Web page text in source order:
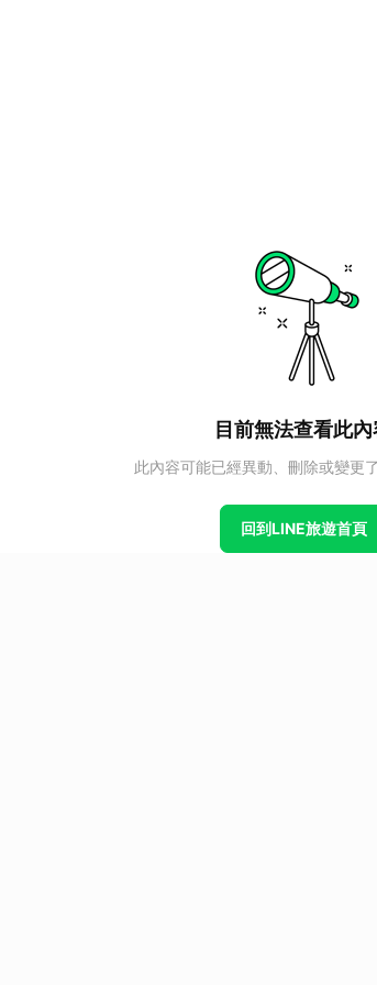
目前無法查看此
此內容可能已經異動、刪除或變更
回到LINE旅遊首頁